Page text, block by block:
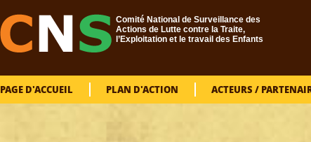
Comité National de Surveillance des
Actions de Lutte contre la Traite,
l’Exploitation et le travail des Enfants
PAGE D'ACCUEIL PLAN D'ACTION ACTEURS /